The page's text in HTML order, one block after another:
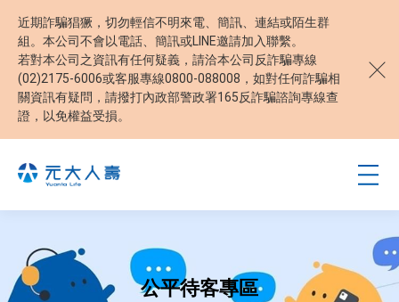
近期詐騙猖獗，切勿輕信不明來電、簡訊、連結或陌生群
組。本公司不會以電話、簡訊或LINE邀請加入聯繫。
若對本公司之資訊有任何疑義，請洽本公司反詐騙專線
(02)2175-6006或客服專線0800-088008，如對任何詐騙相
關資訊有疑問，請撥打內政部警政署165反詐騙諮詢專線查
證，以免權益受損。
公平待客專區